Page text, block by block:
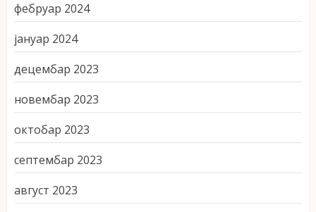
фебруар 2024
јануар 2024
децембар 2023
новембар 2023
октобар 2023
септембар 2023
август 2023